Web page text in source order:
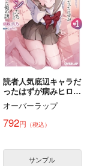
読者人気底辺キャラだ
ったはずが病みヒロイ
ンたちからの人気頂点
になった俺の話 1
オーバーラップ
792円 （税込）
サンプル